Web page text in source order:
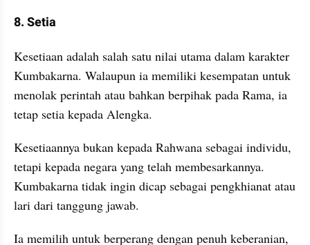
8. Setia
Kesetiaan adalah salah satu nilai utama dalam karakter
Kumbakarna. Walaupun ia memiliki kesempatan untuk
menolak perintah atau bahkan berpihak pada Rama, ia
tetap setia kepada Alengka.
Kesetiaannya bukan kepada Rahwana sebagai individu,
tetapi kepada negara yang telah membesarkannya.
Kumbakarna tidak ingin dicap sebagai pengkhianat atau
lari dari tanggung jawab.
Ia memilih untuk berperang dengan penuh keberanian,